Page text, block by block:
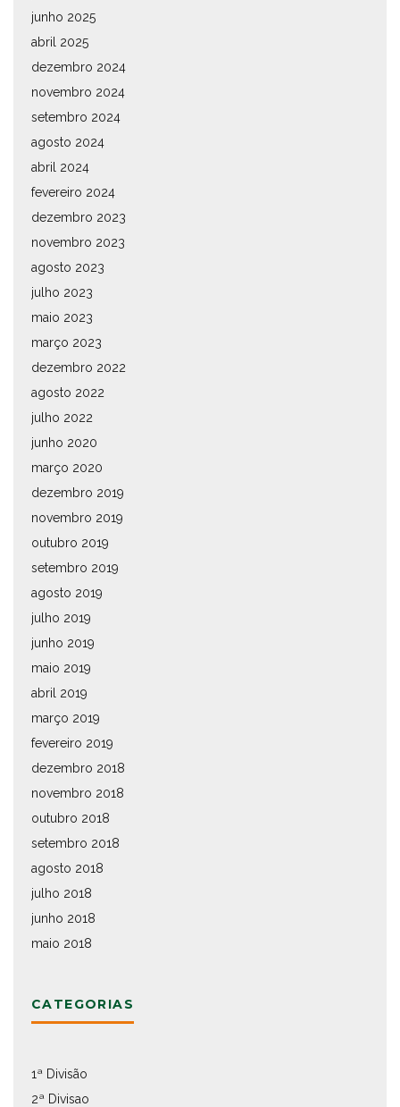
junho 2025
abril 2025
dezembro 2024
novembro 2024
setembro 2024
agosto 2024
abril 2024
fevereiro 2024
dezembro 2023
novembro 2023
agosto 2023
julho 2023
maio 2023
março 2023
dezembro 2022
agosto 2022
julho 2022
junho 2020
março 2020
dezembro 2019
novembro 2019
outubro 2019
setembro 2019
agosto 2019
julho 2019
junho 2019
maio 2019
abril 2019
março 2019
fevereiro 2019
dezembro 2018
novembro 2018
outubro 2018
setembro 2018
agosto 2018
julho 2018
junho 2018
maio 2018
CATEGORIAS
1ª Divisão
2ª Divisao